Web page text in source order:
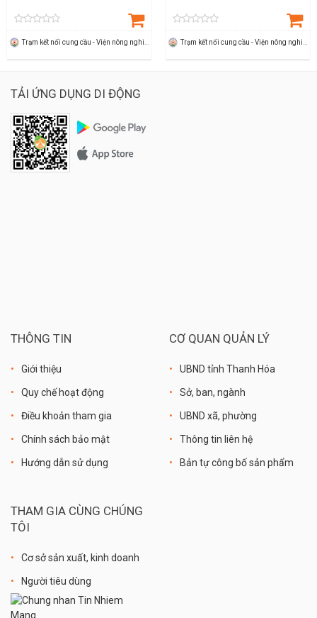
TẢI ỨNG DỤNG DI ĐỘNG
THÔNG TIN
Giới thiệu
Quy chế hoạt động
Điều khoản tham gia
Chính sách bảo mật
Hướng dẫn sử dụng
CƠ QUAN QUẢN LÝ
UBND tỉnh Thanh Hóa
Sở, ban, ngành
UBND xã, phường
Thông tin liên hệ
Bản tự công bố sản phẩm
THAM GIA CÙNG CHÚNG
TÔI
Cơ sở sản xuất, kinh doanh
Người tiêu dùng